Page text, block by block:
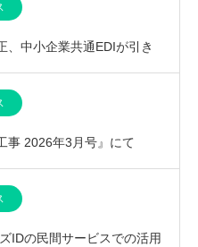
、中小企業共通EDIが引き
事 2026年3月号』にて
IDの民間サービスでの活用